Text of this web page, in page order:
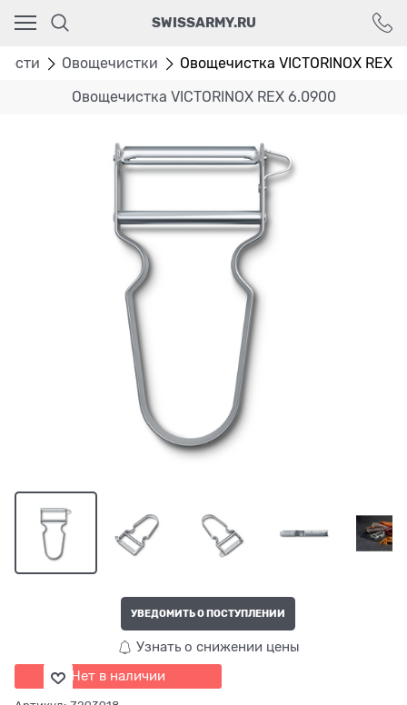
SWISSARMY.RU
Овощечистки Овощечистка VICTORINOX REX
Овощечистка VICTORINOX REX 6.0900
УВЕДОМИТЬ О ПОСТУПЛЕНИИ
Узнать о снижении цены
Нет в наличии
Ваш город - Москва,
угадали?
ДА НЕТ